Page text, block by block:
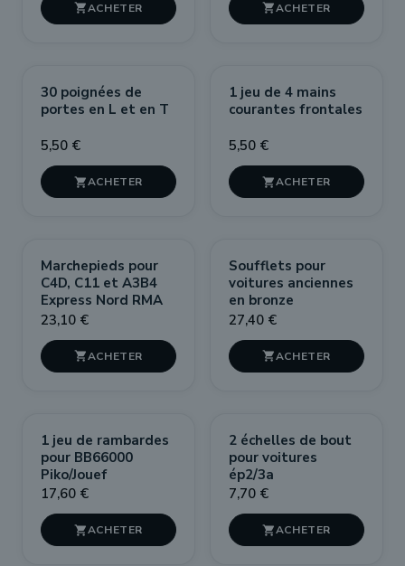
 
30 poignées de
portes en L et en T
5,50 €

1 jeu de 4 mains
courantes frontales
5,50 €

Marchepieds pour
C4D, C11 et A3B4
Express Nord RMA
23,10 €

Soufflets pour
voitures anciennes
en bronze
27,40 €

1 jeu de rambardes
pour BB66000
Piko/Jouef
17,60 €

2 échelles de bout
pour voitures
ép2/3a
7,70 €
